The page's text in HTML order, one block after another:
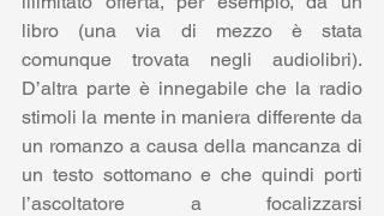
libro (una via di mezzo è stata
comunque trovata negli audiolibri).
D’altra parte è innegabile che la radio
stimoli la mente in maniera differente da
un romanzo a causa della mancanza di
un testo sottomano e che quindi porti
l’ascoltatore a focalizzarsi